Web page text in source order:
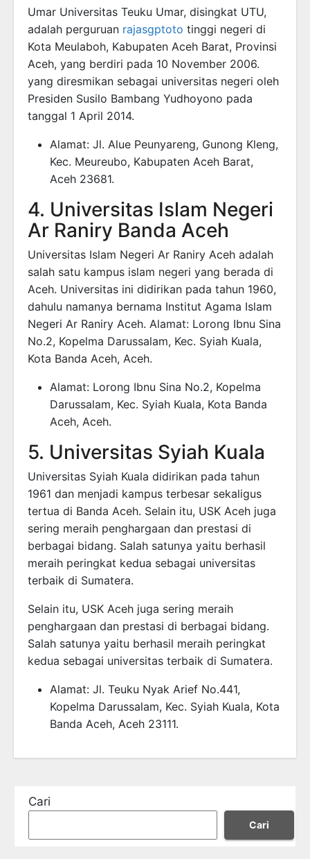
Umar Universitas Teuku Umar, disingkat UTU,
adalah perguruan rajasgptoto tinggi negeri di
Kota Meulaboh, Kabupaten Aceh Barat, Provinsi
Aceh, yang berdiri pada 10 November 2006.
yang diresmikan sebagai universitas negeri oleh
Presiden Susilo Bambang Yudhoyono pada
tanggal 1 April 2014.
Alamat: Jl. Alue Peunyareng, Gunong Kleng,
Kec. Meureubo, Kabupaten Aceh Barat,
Aceh 23681.
4. Universitas Islam Negeri
Ar Raniry Banda Aceh
Universitas Islam Negeri Ar Raniry Aceh adalah
salah satu kampus islam negeri yang berada di
Aceh. Universitas ini didirikan pada tahun 1960,
dahulu namanya bernama Institut Agama Islam
Negeri Ar Raniry Aceh. Alamat: Lorong Ibnu Sina
No.2, Kopelma Darussalam, Kec. Syiah Kuala,
Kota Banda Aceh, Aceh.
Alamat: Lorong Ibnu Sina No.2, Kopelma
Darussalam, Kec. Syiah Kuala, Kota Banda
Aceh, Aceh.
5. Universitas Syiah Kuala
Universitas Syiah Kuala didirikan pada tahun
1961 dan menjadi kampus terbesar sekaligus
tertua di Banda Aceh. Selain itu, USK Aceh juga
sering meraih penghargaan dan prestasi di
berbagai bidang. Salah satunya yaitu berhasil
meraih peringkat kedua sebagai universitas
terbaik di Sumatera.
Selain itu, USK Aceh juga sering meraih
penghargaan dan prestasi di berbagai bidang.
Salah satunya yaitu berhasil meraih peringkat
kedua sebagai universitas terbaik di Sumatera.
Alamat: Jl. Teuku Nyak Arief No.441,
Kopelma Darussalam, Kec. Syiah Kuala, Kota
Banda Aceh, Aceh 23111.
Cari
Cari